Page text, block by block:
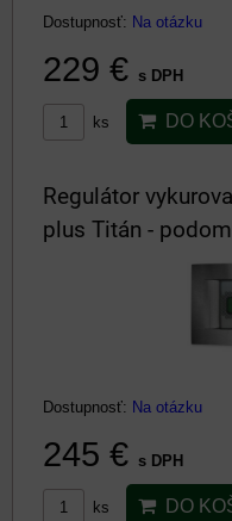
Dostupnosť: Na otázku
229 € s DPH
ks DO
Regulátor
plus Titán -
Dostupnosť: Na otázku
245 € s DPH
ks DO